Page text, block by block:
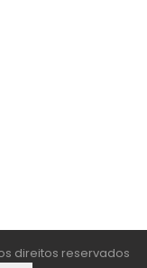
direitos reservados